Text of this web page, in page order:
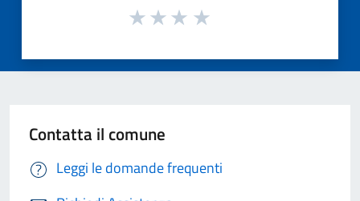
Contatta il comune
Leggi le domande frequenti